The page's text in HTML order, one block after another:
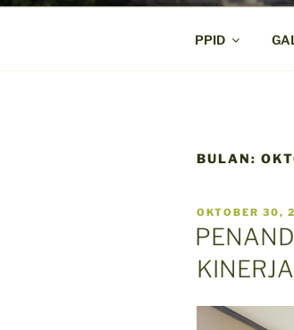
PPID
BULAN:
POSTED
ON
OKTOBER 30,